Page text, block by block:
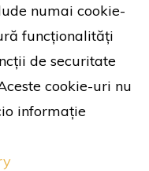
numai cookie-
funcționalități
de securitate
cookie-uri nu
informație